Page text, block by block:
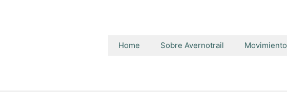
Home
Sobre Avernotrail Movimiento